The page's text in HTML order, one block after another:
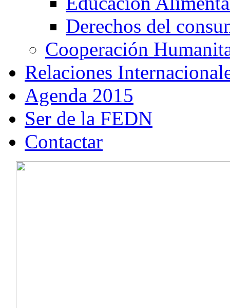
Derechos del
Cooperación
Relaciones
Agenda 2015
Ser de la FEDN
Contactar